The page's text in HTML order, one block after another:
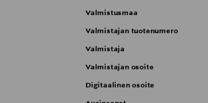
Valmistusmaa
Valmistajan tuotenumero
Valmistaja
Valmistajan osoite
Digitaalinen osoite